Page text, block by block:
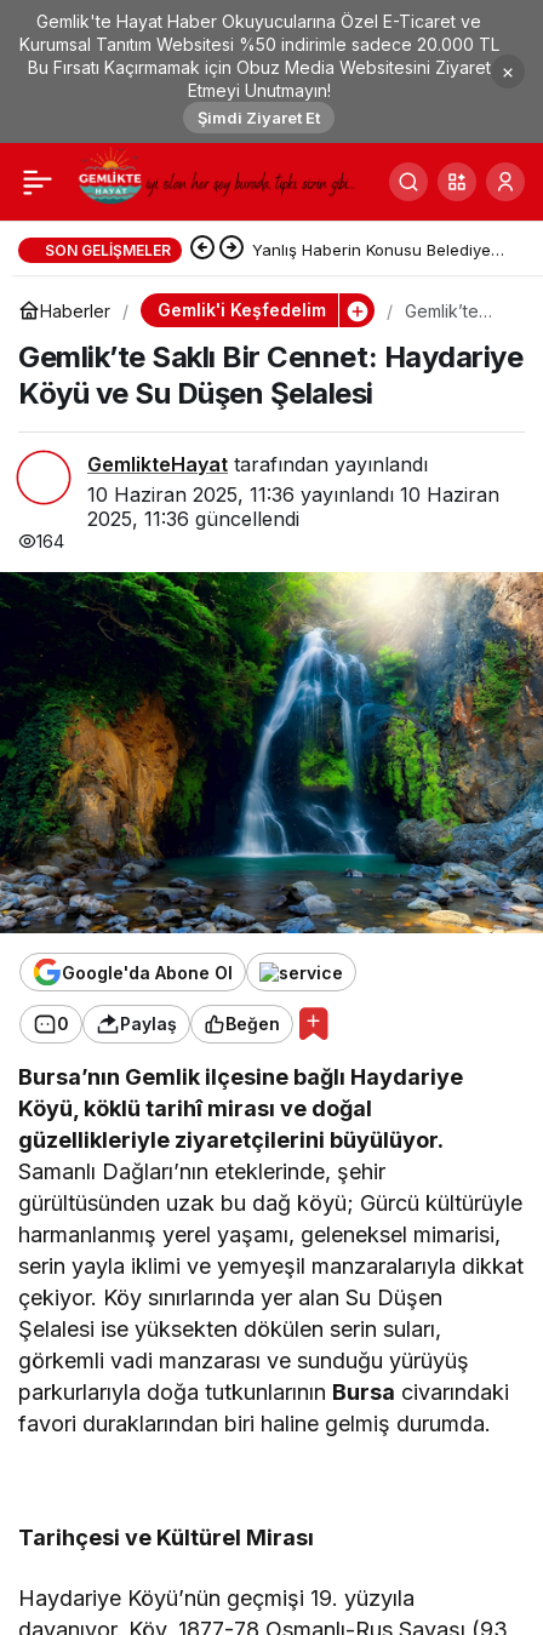
Gemlik'te Hayat Haber Okuyucularına Özel E-Ticaret ve
Kurumsal Tanıtım Websitesi %50 indirimle sadece 20.000 TL
Bu Fırsatı Kaçırmamak için Obuz Media Websitesini Ziyaret
Etmeyi Unutmayın!
Şimdi Ziyaret Et
SON GELIŞMELER Yanlış Haberin Konusu Belediye
Ekiplerince Tespit Edildi
Haberler Gemlik'i Keşfedelim
Gemlik’te
Cennet:
Haydariye
Şelalesi
Gemlik’te Saklı Bir Cennet: Haydariye
Köyü ve Su Düşen Şelalesi
GemlikteHayat tarafından yayınlandı
10 Haziran 2025, 11:36 yayınlandı 10 Haziran
2025, 11:36 güncellendi
164
Google'da Abone Ol
0 Paylaş Beğen
Bursa’nın Gemlik ilçesine bağlı Haydariye
Köyü, köklü tarihî mirası ve doğal
güzellikleriyle ziyaretçilerini büyülüyor.
Samanlı Dağları’nın eteklerinde, şehir
gürültüsünden uzak bu dağ köyü; Gürcü kültürüyle
harmanlanmış yerel yaşamı, geleneksel mimarisi,
serin yayla iklimi ve yemyeşil manzaralarıyla dikkat
çekiyor. Köy sınırlarında yer alan Su Düşen
Şelalesi ise yüksekten dökülen serin suları,
görkemli vadi manzarası ve sunduğu yürüyüş
parkurlarıyla doğa tutkunlarının Bursa civarındaki
favori duraklarından biri haline gelmiş durumda.
Tarihçesi ve Kültürel Mirası
Haydariye Köyü’nün geçmişi 19. yüzyıla
Gemlik’te Saklı Bir
Cennet: Haydariye Köyü
ve Su Düşen Şelalesi
0 Paylaş